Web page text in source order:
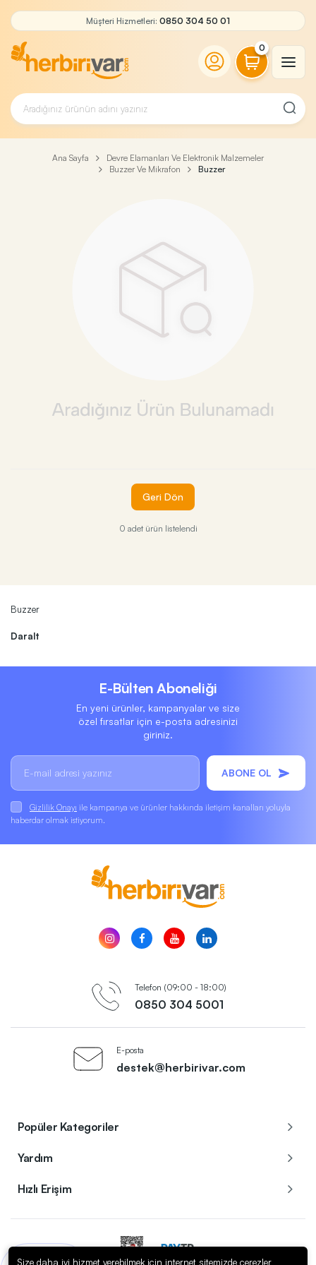
Müşteri Hizmetleri: 0850 304 50 01
0
Ana Sayfa
Devre Elamanları Ve Elektronik Malzemeler
Buzzer Ve Mikrafon
Buzzer
Geri Dön
0 adet ürün listelendi
Buzzer
Daralt
E-Bülten Aboneliği
En yeni ürünler, kampanyalar ve size
özel fırsatlar için e-posta adresinizi
giriniz.
ABONE OL
Gizlilik Onayı ile kampanya ve ürünler hakkında iletişim kanalları yoluyla
haberdar olmak istiyorum.
Telefon (09:00 - 18:00)
0850 304 5001
E-posta
destek@herbirivar.com
Popüler Kategoriler
Yardım
Hızlı Erişim
Size daha iyi hizmet verebilmek için internet sitemizde çerezler